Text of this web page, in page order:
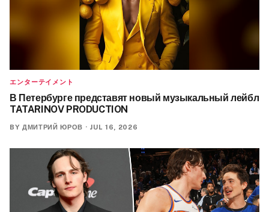
エンターテイメント
В Петербурге представят новый музыкальный лейбл
TATARINOV PRODUCTION
BY ДМИТРИЙ ЮРОВ · JUL 16, 2026